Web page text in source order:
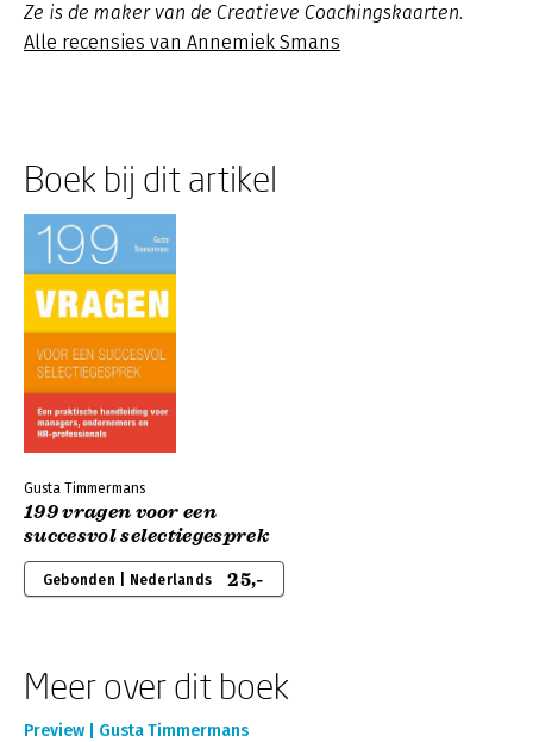
Ze is de maker van de Creatieve Coachingskaarten.
Alle recensies van Annemiek Smans
Boek bij dit artikel
Gusta Timmermans
199 vragen voor een
succesvol selectiegesprek
Gebonden | Nederlands 25,-
Meer over dit boek
Preview | Gusta Timmermans